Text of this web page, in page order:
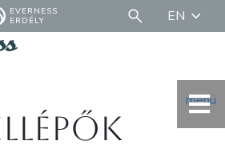
EVERNESS
ERDÉLY
EN
menü